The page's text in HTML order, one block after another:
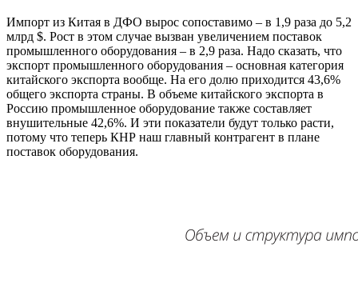
Импорт из Китая в ДФО вырос сопоставимо – в 1,9 раза до 5,2
млрд $. Рост в этом случае вызван увеличением поставок
промышленного оборудования – в 2,9 раза. Надо сказать, что
экспорт промышленного оборудования – основная категория
китайского экспорта вообще. На его долю приходится 43,6%
общего экспорта страны. В объеме китайского экспорта в
Россию промышленное оборудование также составляет
внушительные 42,6%. И эти показатели будут только расти,
потому что теперь КНР наш главный контрагент в плане
поставок оборудования.